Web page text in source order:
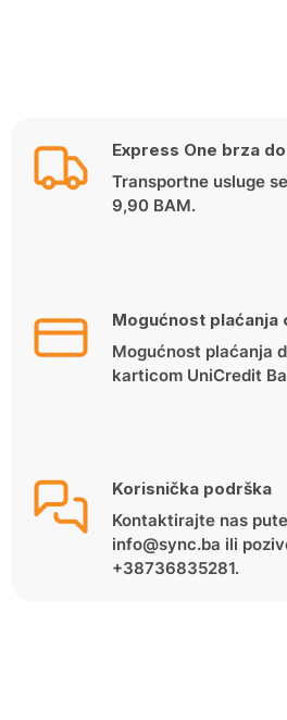
Express One brza
Transportne usluge
9,90 BAM.
Mogućnost plaćanja
Mogućnost plaćanja
karticom UniCredit
Korisnička podrška
Kontaktirajte nas
info@sync.ba ili
+38736835281.